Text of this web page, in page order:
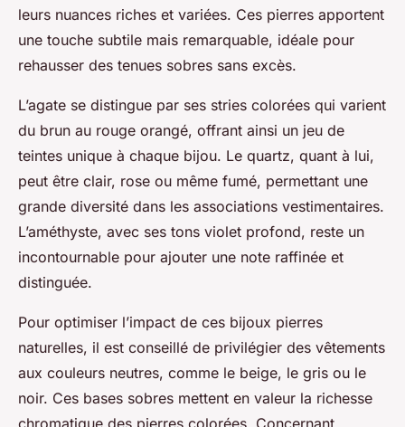
leurs nuances riches et variées. Ces pierres apportent
une touche subtile mais remarquable, idéale pour
rehausser des tenues sobres sans excès.
L’agate se distingue par ses stries colorées qui varient
du brun au rouge orangé, offrant ainsi un jeu de
teintes unique à chaque bijou. Le quartz, quant à lui,
peut être clair, rose ou même fumé, permettant une
grande diversité dans les associations vestimentaires.
L’améthyste, avec ses tons violet profond, reste un
incontournable pour ajouter une note raffinée et
distinguée.
Pour optimiser l’impact de ces bijoux pierres
naturelles, il est conseillé de privilégier des vêtements
aux couleurs neutres, comme le beige, le gris ou le
noir. Ces bases sobres mettent en valeur la richesse